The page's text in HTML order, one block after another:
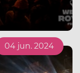
04 jun. 2024